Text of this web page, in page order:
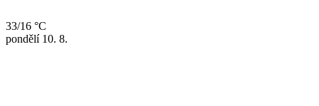
33/16 °C
pondělí 10. 8.